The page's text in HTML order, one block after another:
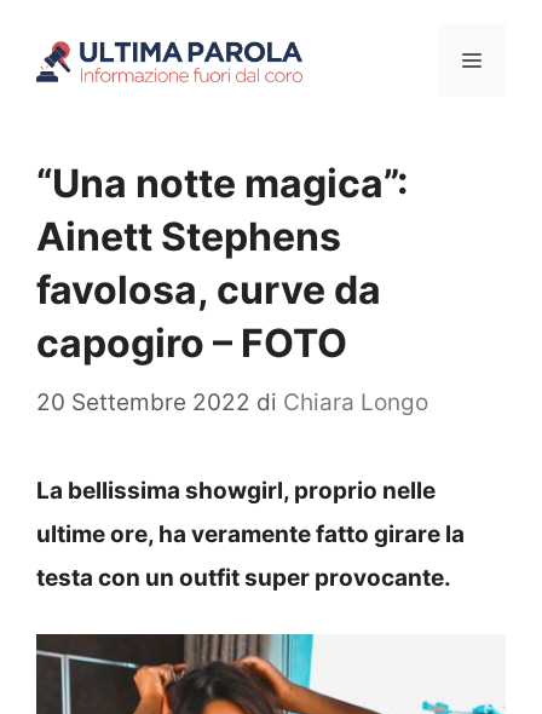
Menu
“Una notte magica”:
Ainett Stephens
favolosa, curve da
capogiro – FOTO
20 Settembre 2022 di Chiara Longo
La bellissima showgirl, proprio nelle
ultime ore, ha veramente fatto girare la
testa con un outfit super provocante.